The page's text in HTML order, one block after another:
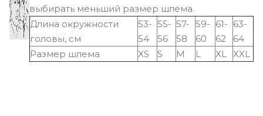
выбирать меньший размер шлема.
Длина окружности
головы, см
53-
54
55-
56
57-
58
59-
60
61-
62
63-
64
Размер шлема
XS S M L XL XXL